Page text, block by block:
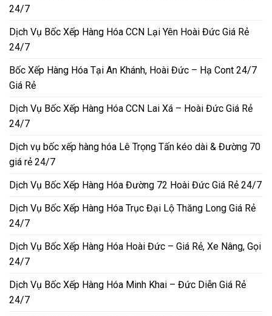
24/7
Dịch Vụ Bốc Xếp Hàng Hóa CCN Lại Yên Hoài Đức Giá Rẻ
24/7
Bốc Xếp Hàng Hóa Tại An Khánh, Hoài Đức – Hạ Cont 24/7
Giá Rẻ
Dịch Vụ Bốc Xếp Hàng Hóa CCN Lai Xá – Hoài Đức Giá Rẻ
24/7
Dịch vụ bốc xếp hàng hóa Lê Trọng Tấn kéo dài & Đường 70
giá rẻ 24/7
Dịch Vụ Bốc Xếp Hàng Hóa Đường 72 Hoài Đức Giá Rẻ 24/7
Dịch Vụ Bốc Xếp Hàng Hóa Trục Đại Lộ Thăng Long Giá Rẻ
24/7
Dịch Vụ Bốc Xếp Hàng Hóa Hoài Đức – Giá Rẻ, Xe Nâng, Gọi
24/7
Dịch Vụ Bốc Xếp Hàng Hóa Minh Khai – Đức Diễn Giá Rẻ
24/7